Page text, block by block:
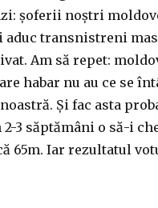
șoferii noștri
aduc transnistreni
Am să repet:
habar nu au ce se
Și fac asta
2-3 săptămâni o să-i
65m. Iar rezultatul